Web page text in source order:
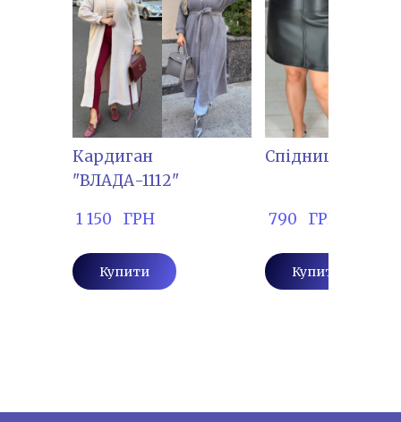
Кардиган
"ВЛАДА-1112"
1 150   ГРН
Купити
Спідниця "ІНС-
790   ГРН
Купити